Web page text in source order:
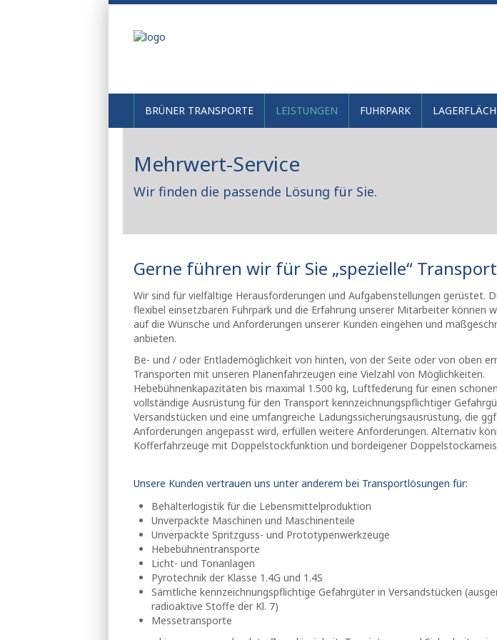
BRÜNER TRANSPORTE LEISTUNGEN FUHRPARK
Mehrwert-Service
Wir finden die passende Lösung für Sie.
Gerne führen wir für Sie „spezielle“
Wir sind für vielfältige Herausforderungen und Aufgabenstellungen gerüstet.
flexibel einsetzbaren Fuhrpark und die Erfahrung unserer Mitarbeiter können
auf die Wünsche und Anforderungen unserer Kunden eingehen und
anbieten.
Be- und / oder Entlademöglichkeit von hinten, von der Seite oder von oben
Transporten mit unseren Planenfahrzeugen eine Vielzahl von Möglichkeiten.
Hebebühnenkapazitäten bis maximal 1.500 kg, Luftfederung für einen
vollständige Ausrüstung für den Transport kennzeichnungspflichtiger
Versandstücken und eine umfangreiche Ladungssicherungsausrüstung, die
Anforderungen angepasst wird, erfüllen weitere Anforderungen. Alternativ
Kofferfahrzeuge mit Doppelstockfunktion und bordeigener
Unsere Kunden vertrauen uns unter anderem bei Transportlösungen für:
Behälterlogistik für die Lebensmittelproduktion
Unverpackte Maschinen und Maschinenteile
Unverpackte Spritzguss- und Prototypenwerkzeuge
Hebebühnentransporte
Licht- und Tonanlagen
Pyrotechnik der Klasse 1.4G und 1.4S
Sämtliche kennzeichnungspflichtige Gefahrgüter in Versandstücken
radioaktive Stoffe der Kl. 7)
Messetransporte